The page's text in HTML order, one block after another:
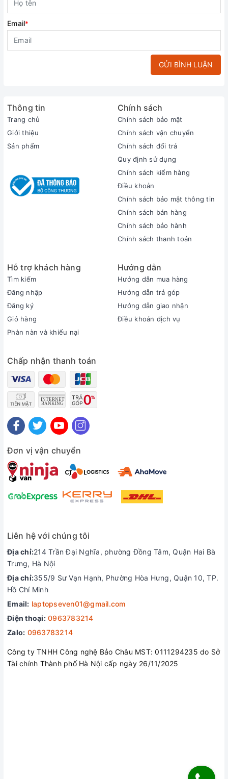
Email*
GỬI BÌNH LUẬN
Thông tin
Trang chủ
Giới thiệu
Sản phẩm
Chính sách
Chính sách bảo mật
Chính sách vận chuyển
Chính sách đổi trả
Quy định sử dụng
Chính sách kiểm hàng
Điều khoản
Chính sách bảo mật thông tin
Chính sách bán hàng
Chính sách bảo hành
Chính sách thanh toán
Hỗ trợ khách hàng
Tìm kiếm
Đăng nhập
Đăng ký
Giỏ hàng
Phàn nàn và khiếu nại
Hướng dẫn
Hướng dẫn mua hàng
Hướng dẫn trả góp
Hướng dẫn giao nhận
Điều khoản dịch vụ
Chấp nhận thanh toán
Đơn vị vận chuyển
Liên hệ với chúng tôi
Địa chỉ:214 Trần Đại Nghĩa, phường Đồng Tâm, Quận Hai Bà
Trưng, Hà Nội
Địa chỉ:355/9 Sư Vạn Hạnh, Phường Hòa Hưng, Quận 10, TP.
Hồ Chí Minh
Email: laptopseven01@gmail.com
Điện thoại: 0963783214
Zalo: 0963783214
Công ty TNHH Công nghệ Bảo Châu MST: 0111294235 do Sở
Tài chính Thành phố Hà Nội cấp ngày 26/11/2025